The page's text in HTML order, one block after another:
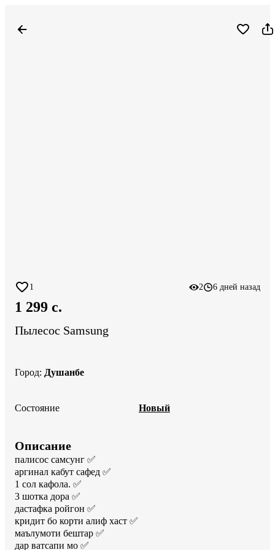
1 2 6 дней назад
1 299 c.
Пылесос Samsung
Город: Душанбе
Состояние Новый
Описание
палисос самсунг ✅️
аргинал кабут сафед ✅️
1 сол кафола. ✅️
3 шотка дора ✅️
дастафка ройгон ✅️
кридит бо корти алиф хаст ✅️
маълумоти бештар ✅️
дар ватсапи мо ✅️